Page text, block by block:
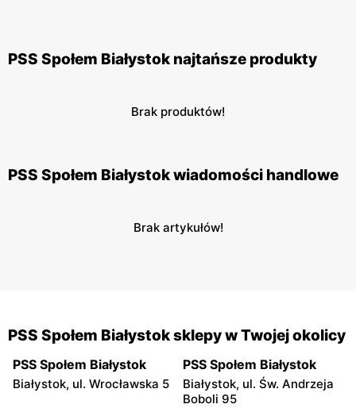
PSS Społem Białystok najtańsze produkty
Brak produktów!
PSS Społem Białystok wiadomości handlowe
Brak artykułów!
PSS Społem Białystok sklepy w Twojej okolicy
PSS Społem Białystok
Białystok, ul. Wrocławska 5
PSS Społem Białystok
Białystok, ul. Św. Andrzeja
Boboli 95